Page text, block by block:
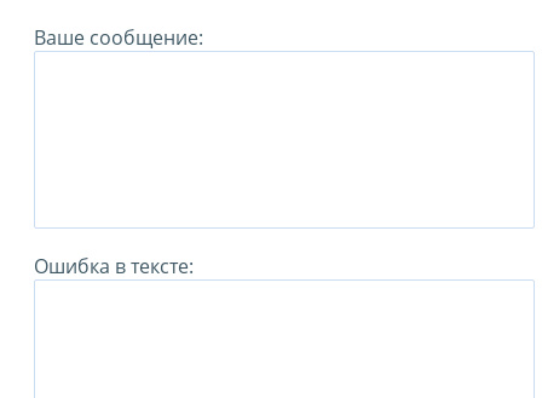
Ваше сообщение:
Ошибка в тексте: